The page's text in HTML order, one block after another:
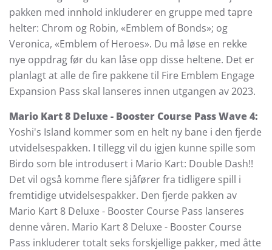
pakken med innhold inkluderer en gruppe med tapre
helter: Chrom og Robin, «Emblem of Bonds»; og
Veronica, «Emblem of Heroes». Du må løse en rekke
nye oppdrag før du kan låse opp disse heltene. Det er
planlagt at alle de fire pakkene til Fire Emblem Engage
Expansion Pass skal lanseres innen utgangen av 2023.
Mario Kart 8 Deluxe - Booster Course Pass Wave 4:
Yoshi's Island kommer som en helt ny bane i den fjerde
utvidelsespakken. I tillegg vil du igjen kunne spille som
Birdo som ble introdusert i Mario Kart: Double Dash!!
Det vil også komme flere sjåfører fra tidligere spill i
fremtidige utvidelsespakker. Den fjerde pakken av
Mario Kart 8 Deluxe - Booster Course Pass lanseres
denne våren. Mario Kart 8 Deluxe - Booster Course
Pass inkluderer totalt seks forskjellige pakker, med åtte